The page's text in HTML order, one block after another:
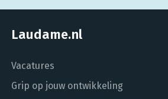
Laudame.nl
Vacatures
Grip op jouw ontwikkeling